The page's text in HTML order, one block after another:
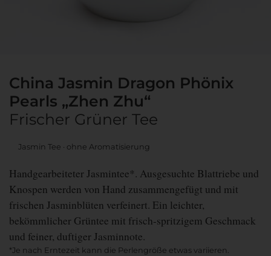
China Jasmin Dragon Phönix
Pearls „Zhen Zhu“
Frischer Grüner Tee
Jasmin Tee ohne Aromatisierung
Handgearbeiteter Jasmintee*. Ausgesuchte Blattriebe und
Knospen werden von Hand zusammengefügt und mit
frischen Jasminblüten verfeinert. Ein leichter,
bekömmlicher Grüntee mit frisch-spritzigem Geschmack
und feiner, duftiger Jasminnote.
*Je nach Erntezeit kann die Perlengröße etwas variieren.